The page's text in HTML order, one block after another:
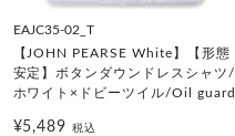
EAJC35-02_T
【JOHN PEARSE White】【形態
安定】ボタンダウンドレスシャツ/
ホワイト×ドビーツイル/Oil guard
¥5,489税込